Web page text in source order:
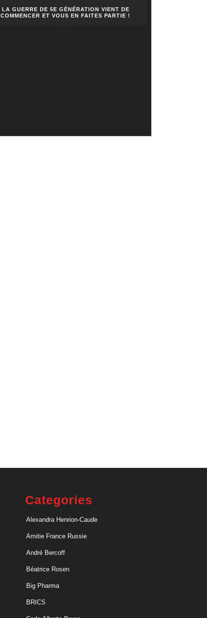
LA GUERRE DE 5E GÉNÉRATION VIENT DE
COMMENCER ET VOUS EN FAITES PARTIE !
Categories
Alexandra Henrion-Caude
Amitie France Russie
André Bercoff
Béatrice Rosen
Big Pharma
BRICS